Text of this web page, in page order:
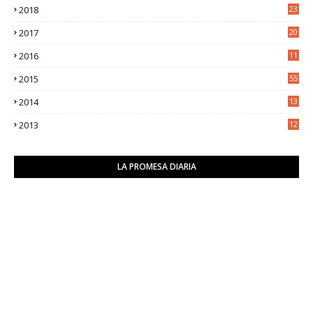
2018
23
2017
20
2016
11
2015 55
2014
13
2013
12
LA PROMESA DIARIA